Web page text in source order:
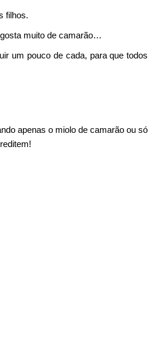
filhos.
muito de camarão…
um pouco de cada, para que todos
apenas o miolo de camarão ou só